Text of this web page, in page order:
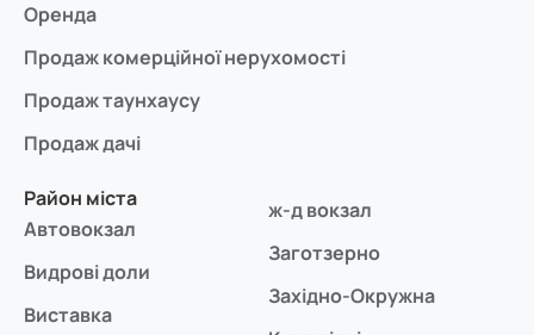
Оренда
Продаж комерційної нерухомості
Продаж таунхаусу
Продаж дачі
Район міста
Автовокзал
Видрові доли
Виставка
ж-д вокзал
Заготзерно
Західно-Окружна